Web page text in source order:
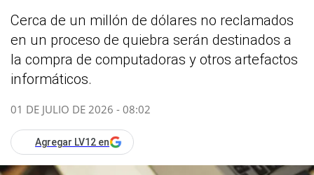
Cerca de un millón de dólares no reclamados
en un proceso de quiebra serán destinados a
la compra de computadoras y otros artefactos
informáticos.
01 DE JULIO DE 2026 - 08:02
Agregar LV12 en